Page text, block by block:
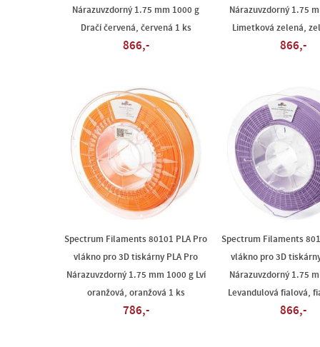
Nárazuvzdorný 1.75 mm 1000 g
Dračí červená, červená 1 ks
866,-
Nárazuvzdorný 1.75
Limetková zelená,
866,-
Spectrum Filaments 80101 PLA Pro
vlákno pro 3D tiskárny PLA Pro
Nárazuvzdorný 1.75 mm 1000 g Lví
oranžová, oranžová 1 ks
786,-
Spectrum Filaments
vlákno pro 3D
Nárazuvzdorný 1.75
Levandulová fialová,
866,-